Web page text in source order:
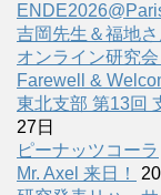
吉岡先生＆福地
オンライン研究
Farewell &
東北支部 第13回
27日
ピーナッツコーラ
Mr. Axel 来日！